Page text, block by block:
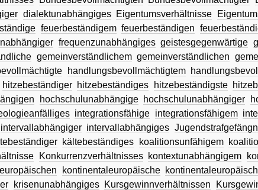
dialektunabhängiges Eigentumsverhältnisse
feuerbeständigem feuerbeständigen
frequenzunabhängiges geistesgegenwärtige
gemeinverständlichem gemeinverständlichen
handlungsbevollmächtigtem
hitzebeständiger hitzebeständiges hitzebeständigste
hochschulunabhängige hochschulunabhängiger
integrationsfähige integrationsfähigem
intervallabhängiger intervallabhängiges
kältebeständiges koalitionsunfähigem
Konkurrenzverhältnisses kontextunabhängigem
kontinentaleuropäische
krisenunabhängiges Kursgewinnverhältnissen